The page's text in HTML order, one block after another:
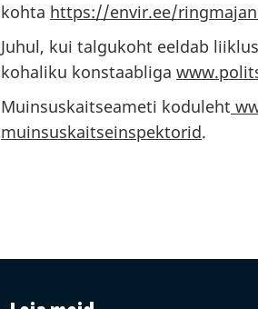
kohta https://envir.ee/
Juhul, kui talgukoht eeldab
kohaliku konstaabliga
Muinsuskaitseameti koduleht
muinsuskaitseinspektorid.